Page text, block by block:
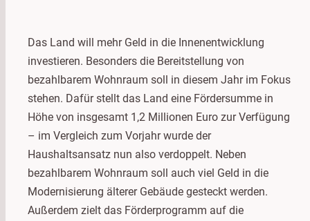
Das Land will mehr Geld in die Innenentwicklung
investieren. Besonders die Bereitstellung von
bezahlbarem Wohnraum soll in diesem Jahr im Fokus
stehen. Dafür stellt das Land eine Fördersumme in
Höhe von insgesamt 1,2 Millionen Euro zur Verfügung
– im Vergleich zum Vorjahr wurde der
Haushaltsansatz nun also verdoppelt. Neben
bezahlbarem Wohnraum soll auch viel Geld in die
Modernisierung älterer Gebäude gesteckt werden.
Außerdem zielt das Förderprogramm auf die